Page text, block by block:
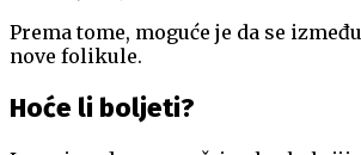
Prema tome, moguće je da se
nove folikule.
Hoće li boljeti?